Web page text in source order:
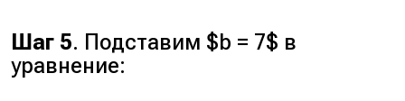
Шаг 5. Подставим $b = 7$ в
уравнение: